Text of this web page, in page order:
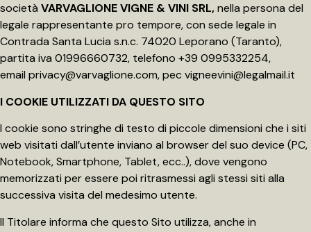
società VARVAGLIONE VIGNE & VINI SRL,nella persona del
legale rappresentante pro tempore, con sede legale in
Contrada Santa Lucia s.n.c. 74020 Leporano (Taranto),
partita iva 01996660732, telefono +39 0995332254,
email privacy@varvaglione.com, pecvigneevini@legalmail.it
I COOKIE UTILIZZATI DA QUESTO SITO
I cookie sono stringhe di testo di piccole dimensioni che i siti
web visitati dall’utente inviano al browser del suo device (PC,
Notebook, Smartphone, Tablet, ecc..), dove vengono
memorizzati per essere poi ritrasmessi agli stessi siti alla
successiva visita del medesimo utente.
Il Titolare informa che questo Sito utilizza, anche in